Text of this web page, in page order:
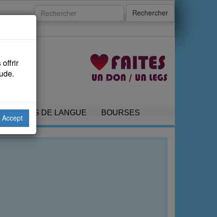
Rechercher
COURS DE LANGUE BOURSES
offrir
Accept